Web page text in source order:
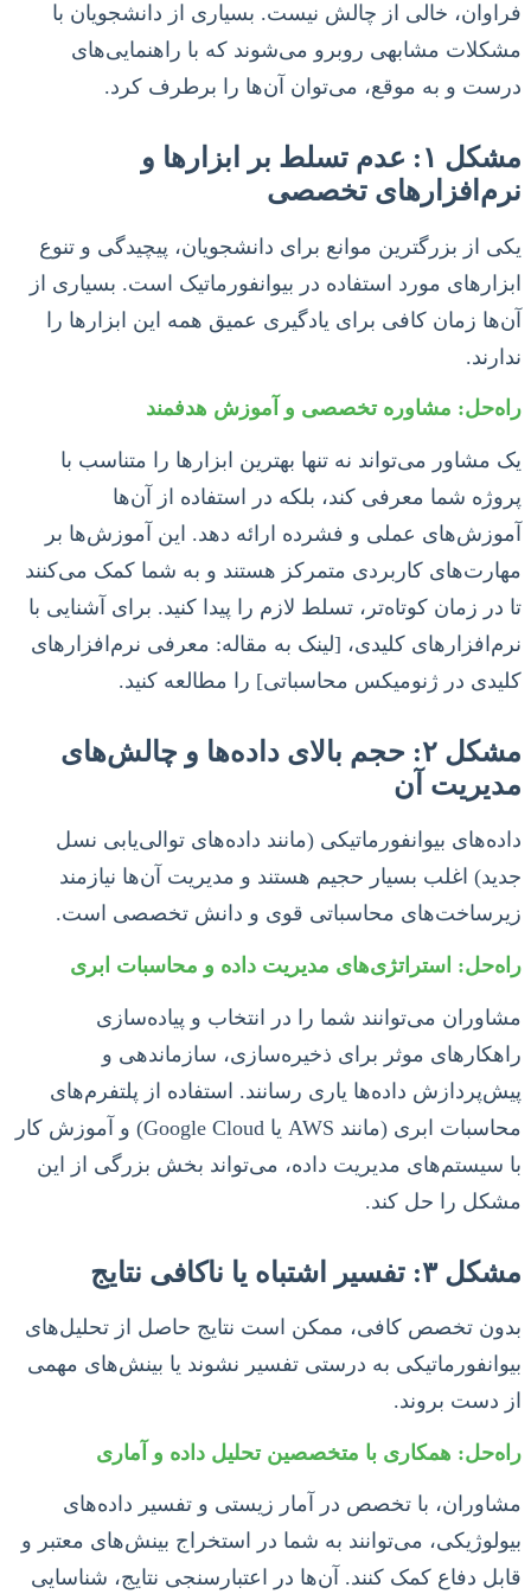
فراوان، خالی از چالش نیست. بسیاری از دانشجویان با
مشکلات مشابهی روبرو می‌شوند که با راهنمایی‌های
درست و به موقع، می‌توان آن‌ها را برطرف کرد.
مشکل ۱: عدم تسلط بر ابزارها و
نرم‌افزارهای تخصصی
یکی از بزرگترین موانع برای دانشجویان، پیچیدگی و تنوع
ابزارهای مورد استفاده در بیوانفورماتیک است. بسیاری از
آن‌ها زمان کافی برای یادگیری عمیق همه این ابزارها را
ندارند.
راه‌حل: مشاوره تخصصی و آموزش هدفمند
یک مشاور می‌تواند نه تنها بهترین ابزارها را متناسب با
پروژه شما معرفی کند، بلکه در استفاده از آن‌ها
آموزش‌های عملی و فشرده ارائه دهد. این آموزش‌ها بر
مهارت‌های کاربردی متمرکز هستند و به شما کمک می‌کنند
تا در زمان کوتاه‌تر، تسلط لازم را پیدا کنید. برای آشنایی با
نرم‌افزارهای کلیدی، [لینک به مقاله: معرفی نرم‌افزارهای
کلیدی در ژنومیکس محاسباتی] را مطالعه کنید.
مشکل ۲: حجم بالای داده‌ها و چالش‌های
مدیریت آن
داده‌های بیوانفورماتیکی (مانند داده‌های توالی‌یابی نسل
جدید) اغلب بسیار حجیم هستند و مدیریت آن‌ها نیازمند
زیرساخت‌های محاسباتی قوی و دانش تخصصی است.
راه‌حل: استراتژی‌های مدیریت داده و محاسبات ابری
مشاوران می‌توانند شما را در انتخاب و پیاده‌سازی
راهکارهای موثر برای ذخیره‌سازی، سازماندهی و
پیش‌پردازش داده‌ها یاری رسانند. استفاده از پلتفرم‌های
محاسبات ابری (مانند AWS یا Google Cloud) و آموزش کار
با سیستم‌های مدیریت داده، می‌تواند بخش بزرگی از این
مشکل را حل کند.
مشکل ۳: تفسیر اشتباه یا ناکافی نتایج
بدون تخصص کافی، ممکن است نتایج حاصل از تحلیل‌های
بیوانفورماتیکی به درستی تفسیر نشوند یا بینش‌های مهمی
از دست بروند.
راه‌حل: همکاری با متخصصین تحلیل داده و آماری
مشاوران، با تخصص در آمار زیستی و تفسیر داده‌های
بیولوژیکی، می‌توانند به شما در استخراج بینش‌های معتبر و
قابل دفاع کمک کنند. آن‌ها در اعتبارسنجی نتایج، شناسایی